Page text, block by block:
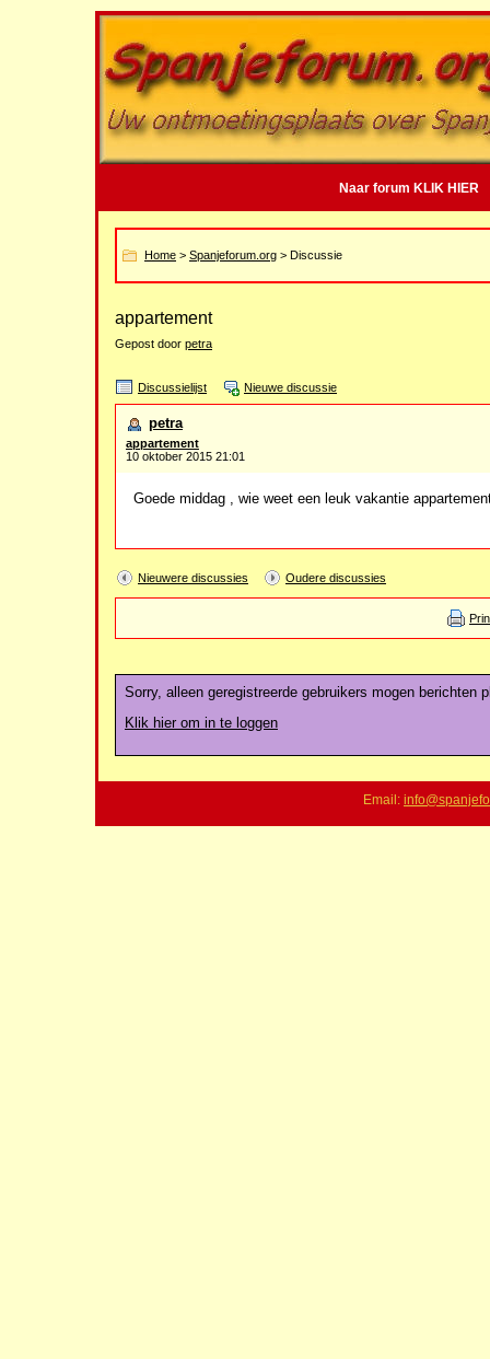
Naar forum KLIK HIER
Home > Spanjeforum.org > Discussie
appartement
Gepost door petra
Discussielijst Nieuwe discussie
petra
appartement
10 oktober 2015 21:01
Goede middag , wie weet een leuk vakantie
Nieuwere discussies Oudere discussies
Sorry, alleen geregistreerde gebruikers mogen berichten
Klik hier om in te loggen
Email: